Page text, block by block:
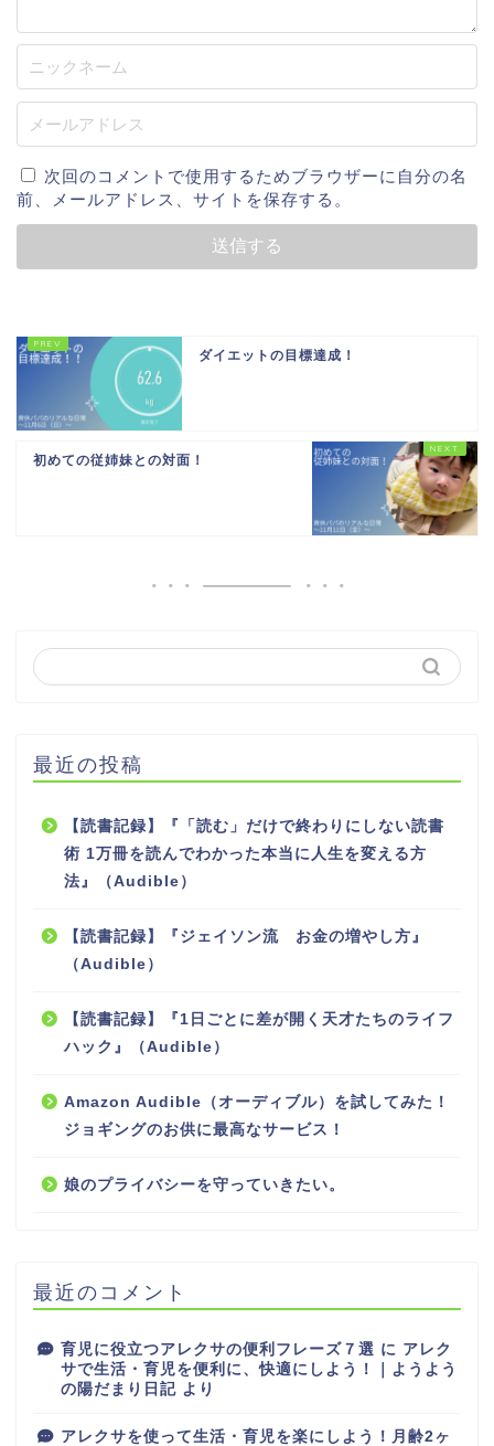
次回のコメントで使用するためブラウザーに自分の名
前、メールアドレス、サイトを保存する。
ダイエットの目標達成！
初めての従姉妹との対面！
最近の投稿
【読書記録】『「読む」だけで終わりにしない読書
術 1万冊を読んでわかった本当に人生を変える方
法』（Audible）
【読書記録】『ジェイソン流 お金の増やし方』
（Audible）
【読書記録】『1日ごとに差が開く天才たちのライフ
ハック』（Audible）
Amazon Audible（オーディブル）を試してみた！
ジョギングのお供に最高なサービス！
娘のプライバシーを守っていきたい。
最近のコメント
育児に役立つアレクサの便利フレーズ７選 に アレク
サで生活・育児を便利に、快適にしよう！｜ようよう
の陽だまり日記 より
アレクサを使って生活・育児を楽にしよう！月齢2ヶ